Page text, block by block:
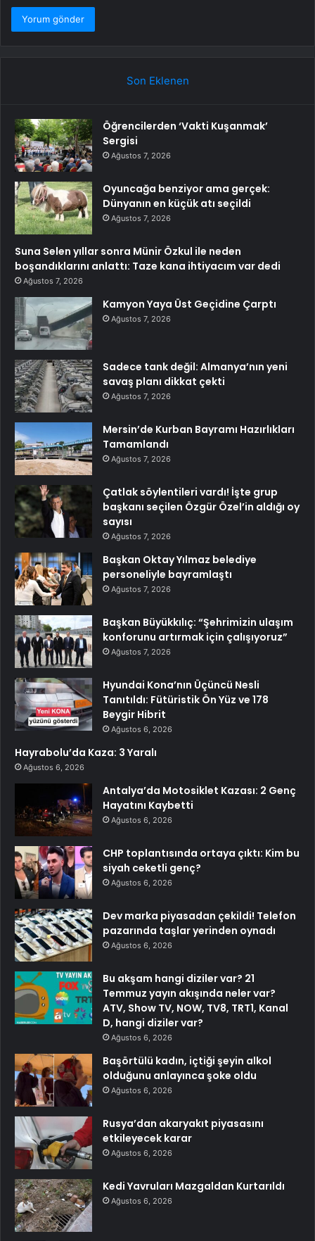
Son Eklenen
Öğrencilerden ‘Vakti Kuşanmak’
Sergisi
Ağustos 7, 2026
Oyuncağa benziyor ama gerçek:
Dünyanın en küçük atı seçildi
Ağustos 7, 2026
Suna Selen yıllar sonra Münir Özkul ile neden
boşandıklarını anlattı: Taze kana ihtiyacım var dedi
Ağustos 7, 2026
Kamyon Yaya Üst Geçidine Çarptı
Ağustos 7, 2026
Sadece tank değil: Almanya’nın yeni
savaş planı dikkat çekti
Ağustos 7, 2026
Mersin’de Kurban Bayramı Hazırlıkları
Tamamlandı
Ağustos 7, 2026
Çatlak söylentileri vardı! İşte grup
başkanı seçilen Özgür Özel’in aldığı oy
sayısı
Ağustos 7, 2026
Başkan Oktay Yılmaz belediye
personeliyle bayramlaştı
Ağustos 7, 2026
Başkan Büyükkılıç: “Şehrimizin ulaşım
konforunu artırmak için çalışıyoruz”
Ağustos 7, 2026
Hyundai Kona’nın Üçüncü Nesli
Tanıtıldı: Fütüristik Ön Yüz ve 178
Beygir Hibrit
Ağustos 6, 2026
Hayrabolu’da Kaza: 3 Yaralı
Ağustos 6, 2026
Antalya’da Motosiklet Kazası: 2 Genç
Hayatını Kaybetti
Ağustos 6, 2026
CHP toplantısında ortaya çıktı: Kim bu
siyah ceketli genç?
Ağustos 6, 2026
Dev marka piyasadan çekildi! Telefon
pazarında taşlar yerinden oynadı
Ağustos 6, 2026
Bu akşam hangi diziler var? 21
Temmuz yayın akışında neler var?
ATV, Show TV, NOW, TV8, TRT1, Kanal
D, hangi diziler var?
Ağustos 6, 2026
Başörtülü kadın, içtiği şeyin alkol
olduğunu anlayınca şoke oldu
Ağustos 6, 2026
Rusya’dan akaryakıt piyasasını
etkileyecek karar
Ağustos 6, 2026
Kedi Yavruları Mazgaldan Kurtarıldı
Ağustos 6, 2026